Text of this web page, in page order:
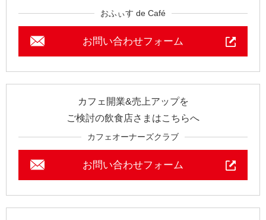
おふぃす de Café
お問い合わせフォーム
カフェ開業&売上アップを
ご検討の飲食店さまはこちらへ
カフェオーナーズクラブ
お問い合わせフォーム